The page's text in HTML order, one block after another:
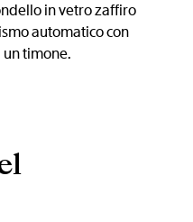
in vetro zaffiro
automatico con
timone.